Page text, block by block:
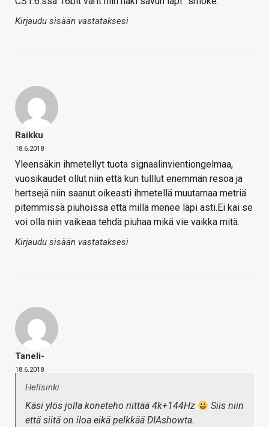
Kirjaudu sisään vastataksesi
Raikku
18.6.2018
Yleensäkin ihmetellyt tuota signaalinvientiongelmaa,
vuosikaudet ollut niin että kun tulllut enemmän resoa ja
hertsejä niin saanut oikeasti ihmetellä muutamaa metriä
pitemmissä piuhoissa että millä menee läpi asti.Ei kai se
voi olla niin vaikeaa tehdä piuhaa mikä vie vaikka mitä.
Kirjaudu sisään vastataksesi
Taneli-
18.6.2018
Hellsinki
Käsi ylös jolla koneteho riittää 4k+144Hz
Siis niin
että siitä on iloa eikä pelkkää DIAshowta.